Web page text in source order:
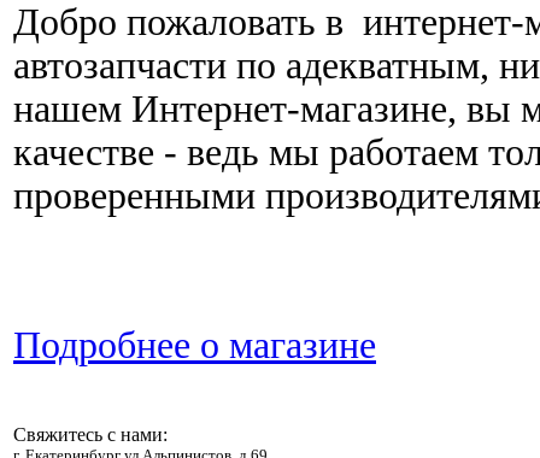
Добро пожаловать в
автозапчасти по адекватным,
нашем Интернет-магазине, вы
качестве - ведь мы работаем
проверенными
Подробнее о магазине
Свяжитесь с нами: